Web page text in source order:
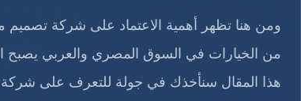
ومن هنا تظهر أهمية الاعتماد على شركة
من الخيارات في السوق المصري والعربي